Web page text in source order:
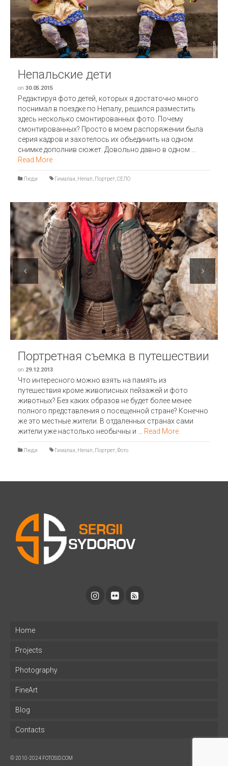
Непальские дети
on 30.05.2015
Редактируя фото детей, которых я достаточно много
поснимал в поездке по Непалу, решился разместить
здесь несколько смонтированных фото. Почему
смонтированных? Просто в моем распоряжении была
серия кадров и захотелось их объединить на одном
снимке дополнив сюжет. Довольно давно в одном …
Read More
Люди Гималаи Непал Портрет СЕЛО
Previous Next
Портретная съемка в путешествии
on 29.12.2013
Что интересного можно взять на память из
путешествия кроме живописных пейзажей и фото
животных? Без каких образов не будет более менее
полного представления о посещенной стране? Конечно
же это местные жители. В отдаленных странах сами
жители уже настолько необычны и … Read More
Люди Гималаи Непал Портрет Фото
Home
Projects
Photography
FineArt
Blog
Contacts
© 2010-2024 FOTOSID.COM